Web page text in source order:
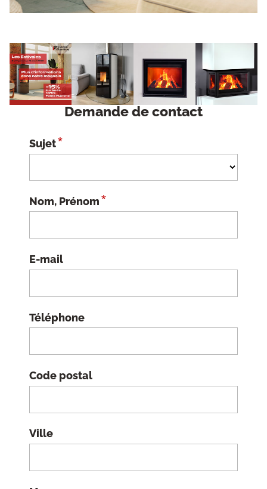
Demande de contact
Sujet*
Nom, Prénom*
E-mail
Téléphone
Code postal
Ville